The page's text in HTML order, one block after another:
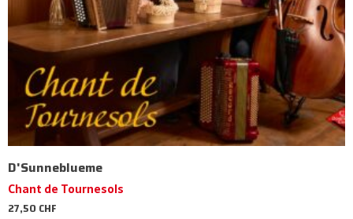
D'Sunneblueme
Chant de Tournesols
27,50CHF